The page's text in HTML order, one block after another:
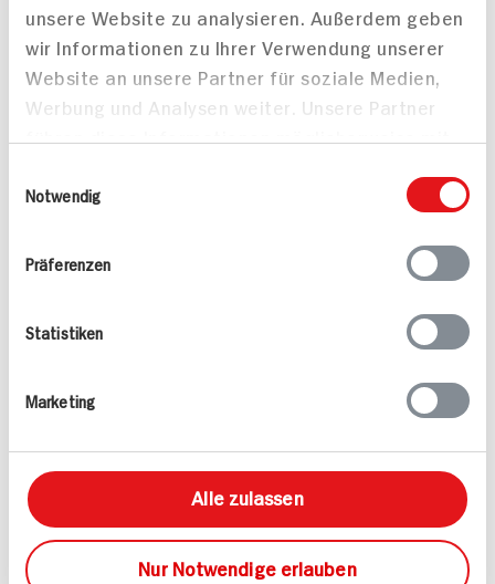
unsere Website zu analysieren. Außerdem geben
wir Informationen zu Ihrer Verwendung unserer
Website an unsere Partner für soziale Medien,
Werbung und Analysen weiter. Unsere Partner
bereitgestellt haben oder die sie im Rahmen
Notwendig
Präferenzen
Statistiken
Marketing
Alle zulassen
Nur Notwendige erlauben
Mehr Informationen in unserem FAQ
kontakt
hit.de
Wir beantworten gerne Ihre Fragen
(0228) 42967 0
Folgen Sie uns auf TikTok
Angebote & Coupons
Rezepte
Sortiment
Marktfinder
Unser Magazin